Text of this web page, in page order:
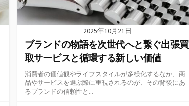
2025年10月21日
ブランドの物語を次世代へと繋ぐ出張買
取サービスと循環する新しい価値
消費者の価値観やライフスタイルが多様化するなか、商
品やサービスを選ぶ際に重視されるのが、その背後にあ
るブランドの信頼性と...